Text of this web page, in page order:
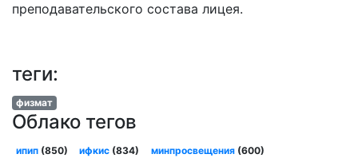
преподавательского состава лицея.
теги:
физмат
Облако тегов
ипип(850) ифкис (834) минпросвещения(600)